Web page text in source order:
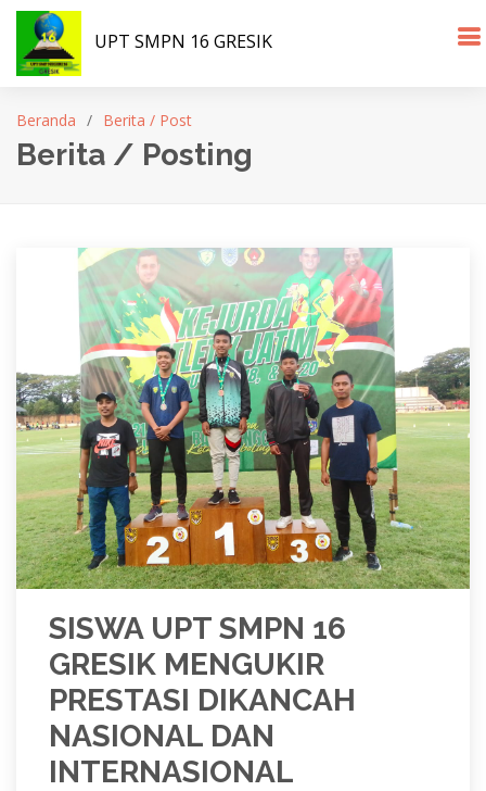
UPT SMPN 16 GRESIK
Beranda Berita / Post
Berita / Posting
SISWA UPT SMPN 16
GRESIK MENGUKIR
PRESTASI DIKANCAH
NASIONAL DAN
INTERNASIONAL